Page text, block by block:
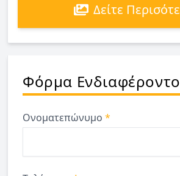
Δείτε
Φόρμα
Ονοματεπώνυμο *